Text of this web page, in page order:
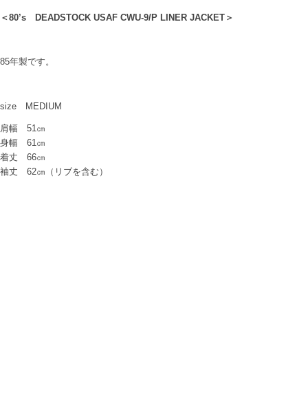
＜80’s DEADSTOCK USAF CWU-9/P LINER JACKET＞
85年製です。
size MEDIUM
肩幅 51㎝
身幅 61㎝
着丈 66㎝
袖丈 62㎝（リブを含む）